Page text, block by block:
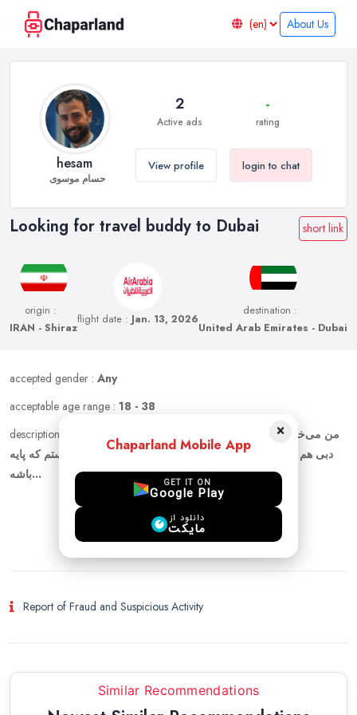
About Us
Looking for travel buddy to Dubai short link
origin :
IRAN - Shiraz
flight date : Jan. 13, 2026
destination :
United Arab Emirates - Dubai
hesam
حسام موسوی
2
Active ads
-
rating
View profile login to chat
accepted gender : Any
acceptable age range : 18 - 38
description :
من می‌خوام تا چند روز آینده کارای ویزا مو انجام بدم و برم
دبی هم برای تفریح هم کار و هم زندگی ،دنبال یک همسفر هستم که پایه
باشه...
login to chat
Report of Fraud and Suspicious Activity
Similar Recommendations
×
Chaparland Mobile App
GET IT ON
Google Play
دانلود از
مایکت